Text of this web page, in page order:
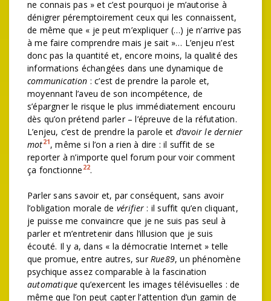
ne connais pas » et c’est pourquoi je m’autorise à
dénigrer péremptoirement ceux qui les connaissent,
de même que « je peut m’expliquer (…) je n’arrive pas
à me faire comprendre mais je sait »… L’enjeu n’est
donc pas la quantité et, encore moins, la qualité des
informations échangées dans une dynamique de
communication : c’est de prendre la parole et,
moyennant l’aveu de son incompétence, de
s’épargner le risque le plus immédiatement encouru
dès qu’on prétend parler – l’épreuve de la réfutation.
L’enjeu, c’est de prendre la parole et d’avoir le dernier
mot21, même si l’on a rien à dire : il suffit de se
reporter à n’importe quel forum pour voir comment
ça fonctionne 22.
Parler sans savoir et, par conséquent, sans avoir
l’obligation morale de vérifier : il suffit qu’en cliquant,
je puisse me convaincre que je ne suis pas seul à
parler et m’entretenir dans l’illusion que je suis
écouté. Il y a, dans « la démocratie Internet » telle
que promue, entre autres, sur Rue89, un phénomène
psychique assez comparable à la fascination
automatique qu’exercent les images télévisuelles : de
même que l’on peut capter l’attention d’un gamin de